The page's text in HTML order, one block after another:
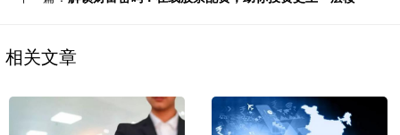
相关文章